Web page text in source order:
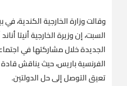
وقالت وزارة الخارجية الكندية،
السبت، إن وزيرة الخارجية أنيتا
الجديدة خلال مشاركتها في
الفرنسية باريس، حيث يناقش قادة
تعيق التوصل إلى حل الدولتين.